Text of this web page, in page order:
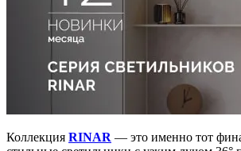
Коллекция RINAR — это именно тот